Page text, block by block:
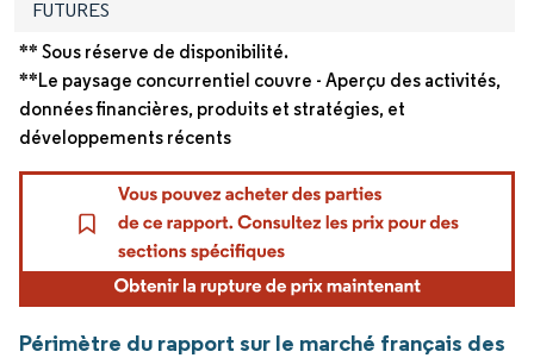
FUTURES
** Sous réserve de disponibilité.
**Le paysage concurrentiel couvre - Aperçu des activités,
données financières, produits et stratégies, et
développements récents
Périmètre du rapport sur le marché français des